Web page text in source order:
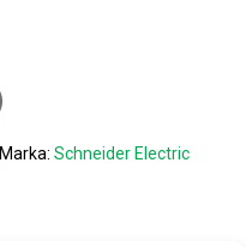
zeleno upušteno,
Schneider Electric